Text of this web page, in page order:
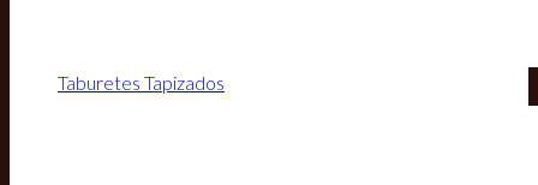
Taburetes Tapizados